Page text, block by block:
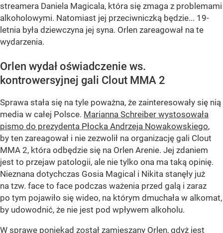
streamera Daniela Magicala, która się zmaga z problemami
alkoholowymi. Natomiast jej przeciwniczką będzie... 19-
letnia była dziewczyna jej syna. Orlen zareagował na te
wydarzenia.
Orlen wydał oświadczenie ws.
kontrowersyjnej gali Clout MMA 2
Sprawa stała się na tyle poważna, że zainteresowały się nią
media w całej Polsce. Marianna Schreiber wystosowała
pismo do prezydenta Płocka Andrzeja Nowakowskiego,
by ten zareagował i nie zezwolił na organizację gali Clout
MMA 2, która odbędzie się na Orlen Arenie. Jej zdaniem
jest to przejaw patologii, ale nie tylko ona ma taką opinię.
Nieznana dotychczas Gosia Magical i Nikita stanęły już
na tzw. face to face podczas ważenia przed galą i zaraz
po tym pojawiło się wideo, na którym dmuchała w alkomat,
by udowodnić, że nie jest pod wpływem alkoholu.
W sprawę poniekąd został zamieszany Orlen, gdyż jest